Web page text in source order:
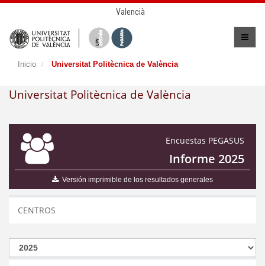
Valencià
Inicio Universitat Politècnica de València
Universitat Politècnica de València
Encuestas PEGASUS
Informe 2025
Versión imprimible de los resultados generales
CENTROS